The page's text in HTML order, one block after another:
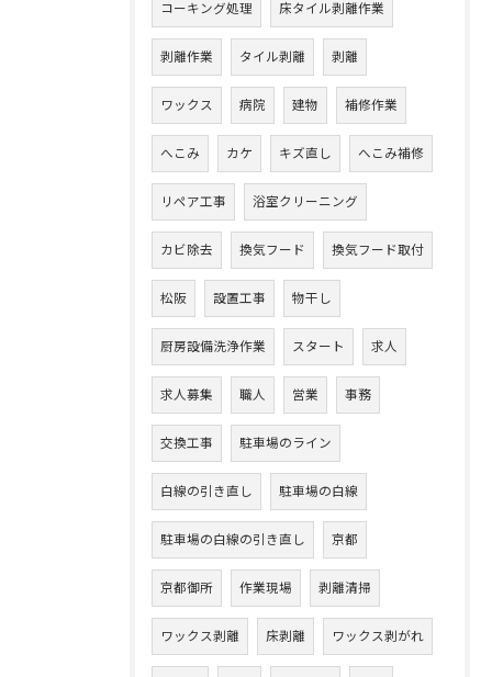
コーキング処理 床タイル剥離作業
剥離作業 タイル剥離 剥離
ワックス 病院 建物 補修作業
へこみ カケ キズ直し へこみ補修
リペア工事 浴室クリーニング
カビ除去 換気フード 換気フード取付
松阪 設置工事 物干し
厨房設備洗浄作業 スタート 求人
求人募集 職人 営業 事務
交換工事 駐車場のライン
白線の引き直し 駐車場の白線
駐車場の白線の引き直し 京都
京都御所 作業現場 剥離清掃
ワックス剥離 床剥離 ワックス剥がれ